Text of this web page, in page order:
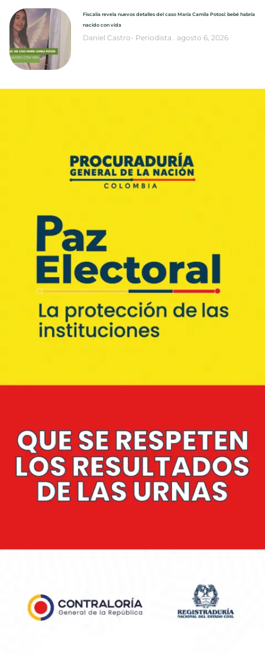
Fiscalía revela nuevos detalles del caso María Camila Potosí: bebé habría
nacido con vida
Daniel Castro- Periodista agosto 6, 2026